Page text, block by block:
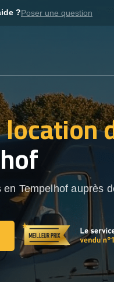
?Poser une question
location
en Tempelhof auprès